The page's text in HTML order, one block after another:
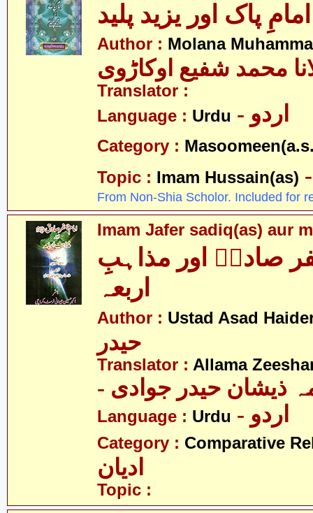
امامِ پاک اور یزید پلید
Author : Molana
محمد شفیع اوکاڑوی
Translator :
Language : Urdu - اردو
Category :
Topic : Imam Hussain(as)
From Non-Shia Scholor. Included for
Imam Jafer sadiq(as) aur
صادقؑ اور مذاہبِ
اربعہ
Author : Ustad Asad
حیدر
Translator : Allama
ذیشان حیدر جوادی
Language : Urdu - اردو
Category : Comparative
ادیان
Topic :